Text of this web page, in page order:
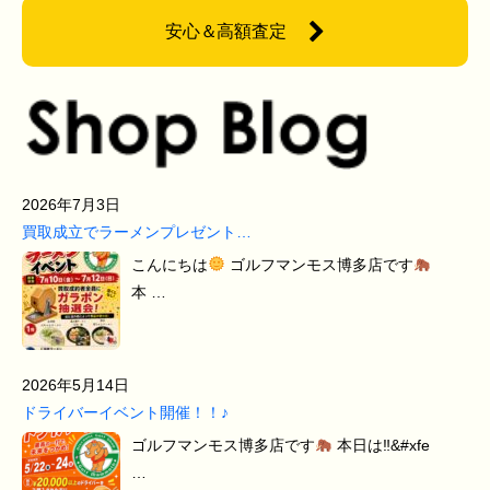
安心＆高額査定
2026年7月3日
買取成立でラーメンプレゼント…
こんにちは
ゴルフマンモス博多店です
本 …
2026年5月14日
ドライバーイベント開催！！♪
ゴルフマンモス博多店です
本日は‼&#xfe